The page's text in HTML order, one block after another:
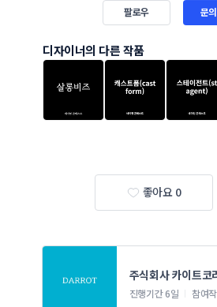
팔로우 문
디자이너의 다른 작품
좋아요 0
주식회사 카이트코
네이밍 콘테스트
진행기간 6일 참여